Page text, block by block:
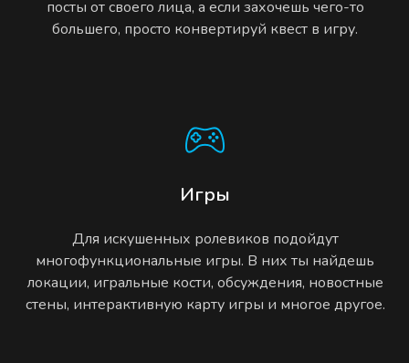
посты от своего лица, а если захочешь чего-то
большего, просто конвертируй квест в игру.
Игры
Для искушенных ролевиков подойдут
многофункциональные игры. В них ты найдешь
локации, игральные кости, обсуждения, новостные
стены, интерактивную карту игры и многое другое.